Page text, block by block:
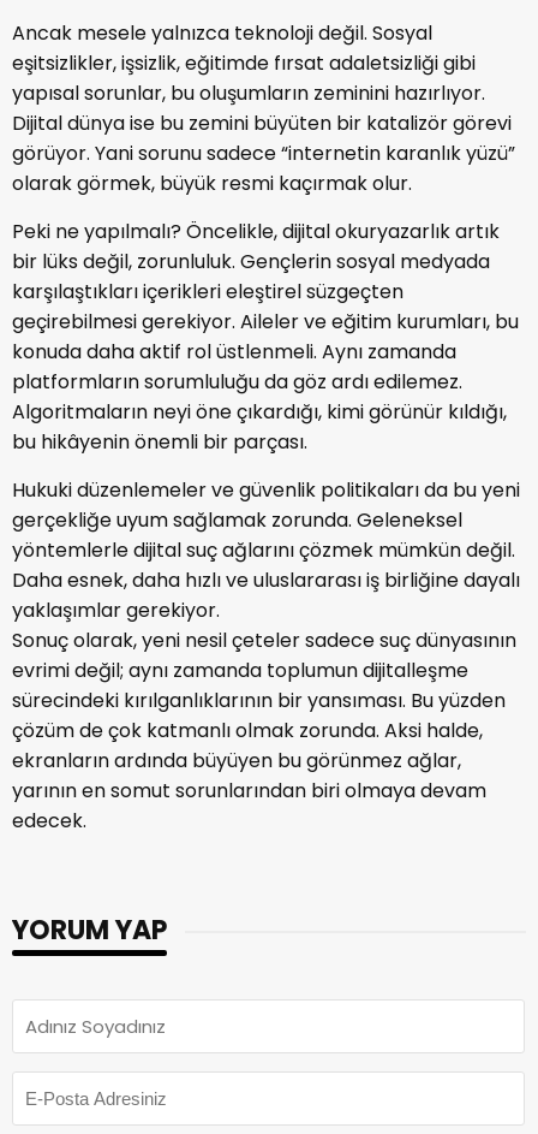
Ancak mesele yalnızca teknoloji değil. Sosyal
eşitsizlikler, işsizlik, eğitimde fırsat adaletsizliği gibi
yapısal sorunlar, bu oluşumların zeminini hazırlıyor.
Dijital dünya ise bu zemini büyüten bir katalizör görevi
görüyor. Yani sorunu sadece “internetin karanlık yüzü”
olarak görmek, büyük resmi kaçırmak olur.
Peki ne yapılmalı? Öncelikle, dijital okuryazarlık artık
bir lüks değil, zorunluluk. Gençlerin sosyal medyada
karşılaştıkları içerikleri eleştirel süzgeçten
geçirebilmesi gerekiyor. Aileler ve eğitim kurumları, bu
konuda daha aktif rol üstlenmeli. Aynı zamanda
platformların sorumluluğu da göz ardı edilemez.
Algoritmaların neyi öne çıkardığı, kimi görünür kıldığı,
bu hikâyenin önemli bir parçası.
Hukuki düzenlemeler ve güvenlik politikaları da bu yeni
gerçekliğe uyum sağlamak zorunda. Geleneksel
yöntemlerle dijital suç ağlarını çözmek mümkün değil.
Daha esnek, daha hızlı ve uluslararası iş birliğine dayalı
yaklaşımlar gerekiyor.
Sonuç olarak, yeni nesil çeteler sadece suç dünyasının
evrimi değil; aynı zamanda toplumun dijitalleşme
sürecindeki kırılganlıklarının bir yansıması. Bu yüzden
çözüm de çok katmanlı olmak zorunda. Aksi halde,
ekranların ardında büyüyen bu görünmez ağlar,
yarının en somut sorunlarından biri olmaya devam
edecek.
YORUM YAP